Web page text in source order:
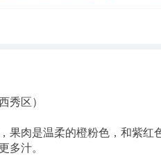
秀区）
果肉是温柔的橙粉色，和紫红
多汁。